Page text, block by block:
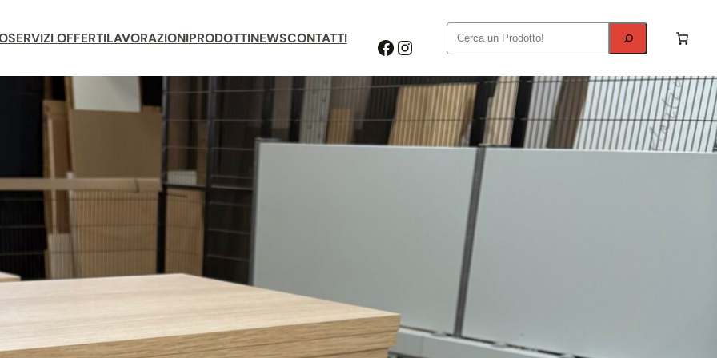
SERVIZI OFFERTILAVORAZIONIPRODOTTINEWSCONTATTI Metti Franco srl – facebook page Instagram
Cerca